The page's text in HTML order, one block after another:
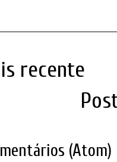
recente
(Atom)